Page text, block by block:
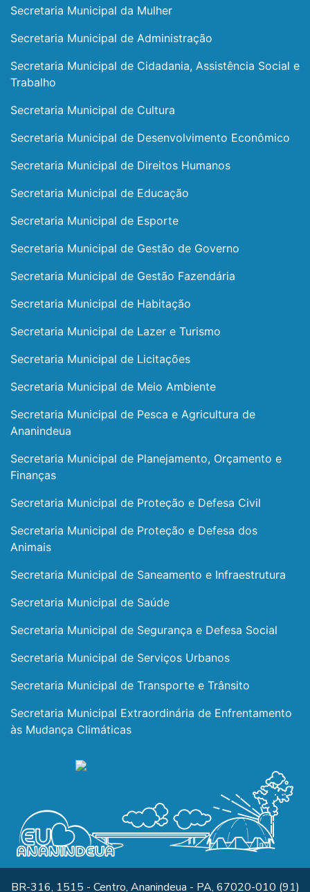
Secretaria Municipal da Mulher
Secretaria Municipal de Administração
Secretaria Municipal de Cidadania, Assistência Social e
Trabalho
Secretaria Municipal de Cultura
Secretaria Municipal de Desenvolvimento Econômico
Secretaria Municipal de Direitos Humanos
Secretaria Municipal de Educação
Secretaria Municipal de Esporte
Secretaria Municipal de Gestão de Governo
Secretaria Municipal de Gestão Fazendária
Secretaria Municipal de Habitação
Secretaria Municipal de Lazer e Turismo
Secretaria Municipal de Licitações
Secretaria Municipal de Meio Ambiente
Secretaria Municipal de Pesca e Agricultura de
Ananindeua
Secretaria Municipal de Planejamento, Orçamento e
Finanças
Secretaria Municipal de Proteção e Defesa Civil
Secretaria Municipal de Proteção e Defesa dos
Animais
Secretaria Municipal de Saneamento e Infraestrutura
Secretaria Municipal de Saúde
Secretaria Municipal de Segurança e Defesa Social
Secretaria Municipal de Serviços Urbanos
Secretaria Municipal de Transporte e Trânsito
Secretaria Municipal Extraordinária de Enfrentamento
às Mudança Climáticas
BR-316, 1515 - Centro, Ananindeua - PA, 67020-010 (91)